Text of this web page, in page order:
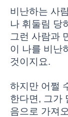
비난하는 사
나 휘둘림 당
그런 사람과
이 나를 비난
것이지요.
하지만 어쩔
한다면, 그가
음으로 가져